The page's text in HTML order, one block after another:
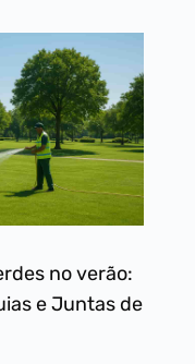
no verão:
e Juntas de